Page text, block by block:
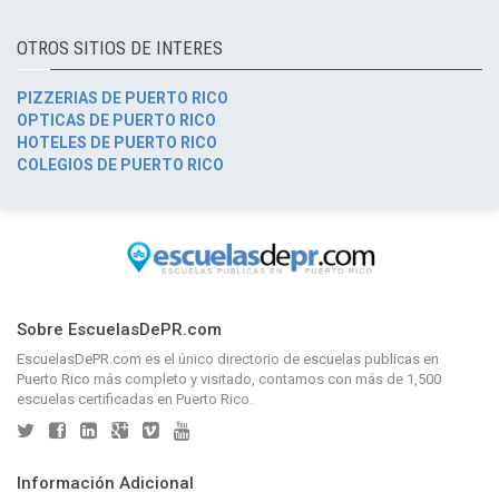
OTROS SITIOS DE INTERES
PIZZERIAS DE PUERTO RICO
OPTICAS DE PUERTO RICO
HOTELES DE PUERTO RICO
COLEGIOS DE PUERTO RICO
Sobre EscuelasDePR.com
EscuelasDePR.com es el único directorio de escuelas publicas en
Puerto Rico más completo y visitado, contamos con más de 1,500
escuelas certificadas en Puerto Rico.
Información Adicional